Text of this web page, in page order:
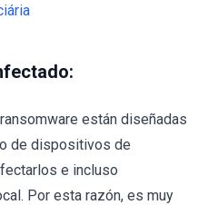
están diseñadas
de dispositivos de
e incluso
Por esta razón, es muy